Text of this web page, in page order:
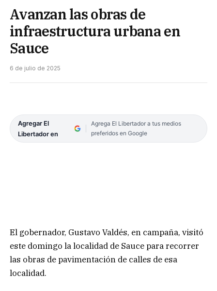
Avanzan las obras de
infraestructura urbana en
Sauce
6 de julio de 2025
Agregar El
Libertador en
Agrega El Libertador a tus medios
preferidos en Google
El gobernador, Gustavo Valdés, en campaña, visitó
este domingo la localidad de Sauce para recorrer
las obras de pavimentación de calles de esa
localidad.